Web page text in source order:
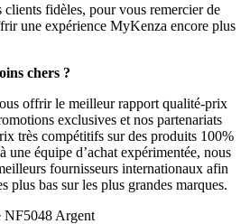
fidèles, pour vous remercier de
une expérience MyKenza encore plus
chers ?
offrir le meilleur rapport qualité-prix
exclusives et nos partenariats
très compétitifs sur des produits 100%
une équipe d’achat expérimentée, nous
fournisseurs internationaux afin
plus bas sur les plus grandes marques.
NF5048 Argent